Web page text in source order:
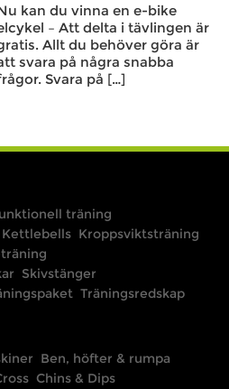
kan du vinna en e-bike
– Att delta i tävlingen är
Allt du behöver göra är
svara på några snabba
Svara på […]
träning
Kettlebells Kroppsviktsträning
Skivstänger
Träningsredskap
Ben, höfter & rumpa
Chins & Dips